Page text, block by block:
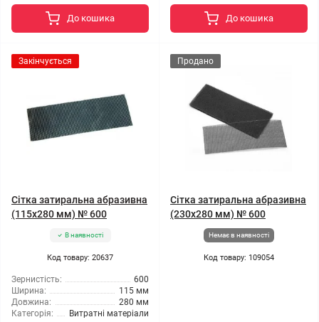
До кошика До кошика
Закінчується
Сітка затиральна абразивна
(115x280 мм) № 600
В наявності
Код товару: 20637
Зернистість:
600
Ширина:
115 мм
Довжина:
280 мм
Категорія:
Витратні матеріали
Продано
Сітка затиральна абразивна
(230x280 мм) № 600
Немає в наявності
Код товару: 109054